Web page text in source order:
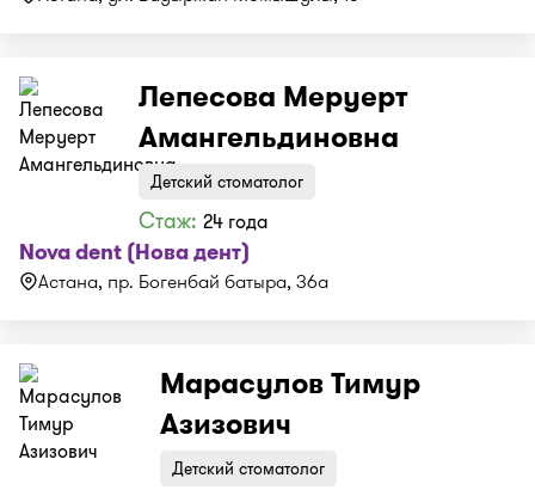
Лепесова Меруерт
Амангельдиновна
Детский стоматолог
Стаж: 24 года
Nova dent (Нова дент)
Астана, пр. Богенбай батыра, 36а
Марасулов Тимур
Азизович
Детский стоматолог